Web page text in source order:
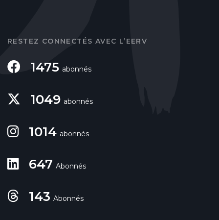
RESTEZ CONNECTÉS AVEC L’EERV
1475 abonnés
1049 abonnés
1014 abonnés
647 Abonnés
143 Abonnés